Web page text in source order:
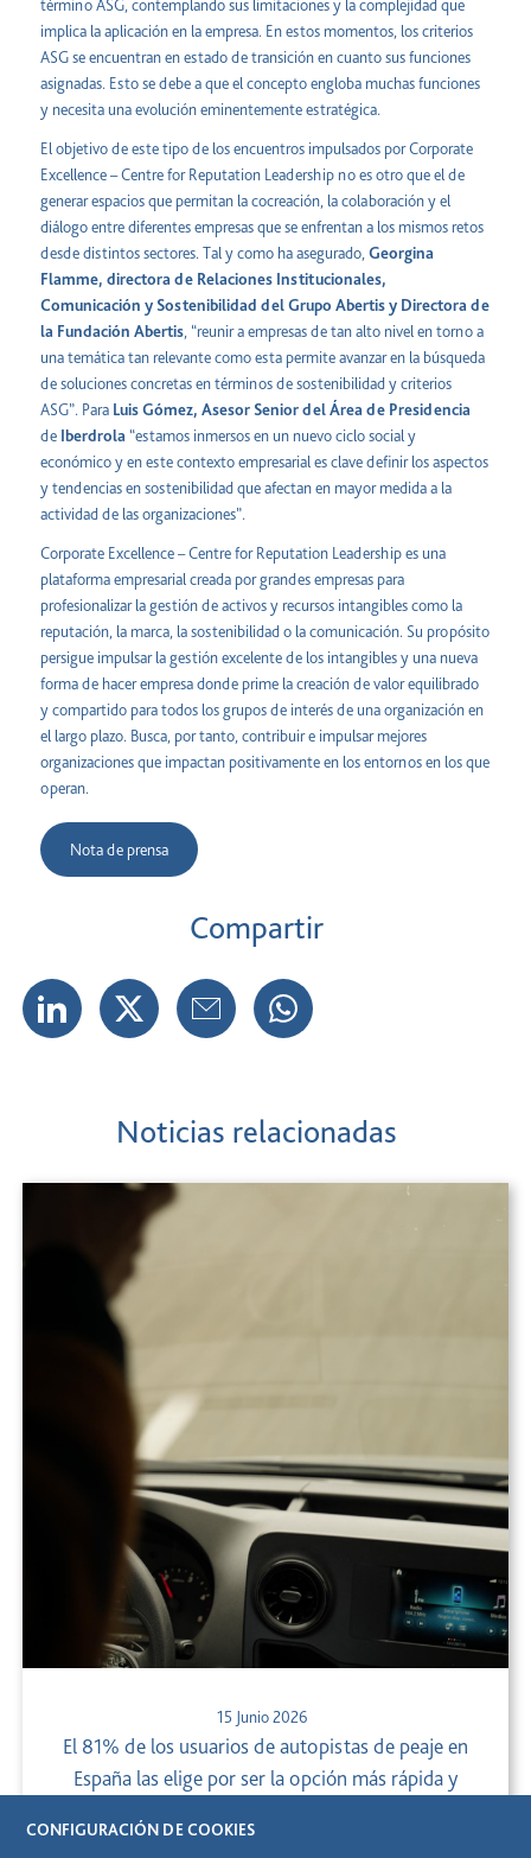
término ASG, contemplando sus limitaciones y la complejidad que
implica la aplicación en la empresa. En estos momentos, los criterios
ASG se encuentran en estado de transición en cuanto sus funciones
asignadas. Esto se debe a que el concepto engloba muchas funciones
y necesita una evolución eminentemente estratégica.
El objetivo de este tipo de los encuentros impulsados por Corporate
Excellence – Centre for Reputation Leadership no es otro que el de
generar espacios que permitan la cocreación, la colaboración y el
diálogo entre diferentes empresas que se enfrentan a los mismos retos
desde distintos sectores. Tal y como ha asegurado,Georgina
Flamme, directora de Relaciones Institucionales,
Comunicación y Sostenibilidad del Grupo Abertis y Directora de
la Fundación Abertis, “reunir a empresas de tan alto nivel en torno a
una temática tan relevante como esta permite avanzar en la búsqueda
de soluciones concretas en términos de sostenibilidad y criterios
ASG”. Para Luis Gómez, Asesor Senior del Área de Presidencia
de Iberdrola “estamos inmersos en un nuevo ciclo social y
económico y en este contexto empresarial es clave definir los aspectos
y tendencias en sostenibilidad que afectan en mayor medida a la
actividad de las organizaciones”.
Corporate Excellence – Centre for Reputation Leadership es una
plataforma empresarial creada por grandes empresas para
profesionalizar la gestión de activos y recursos intangibles como la
reputación, la marca, la sostenibilidad o la comunicación. Su propósito
persigue impulsar la gestión excelente de los intangibles y una nueva
forma de hacer empresa donde prime la creación de valor equilibrado
y compartido para todos los grupos de interés de una organización en
el largo plazo. Busca, por tanto, contribuir e impulsar mejores
organizaciones que impactan positivamente en los entornos en los que
operan.
Nota de prensa
Compartir
Noticias relacionadas
El 81% de los usuarios de autopistas de peaje en
España las elige por ser la opción más rápida y
15 Junio 2026
CONFIGURACIÓN DE COOKIES